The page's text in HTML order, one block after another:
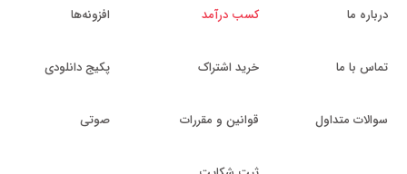
درباره ما
تماس با ما
سوالات متداول
کسب درآمد
خرید اشتراک
قوانین و مقررات
افزونه‌ها
پکیج دانلودی
صوتی